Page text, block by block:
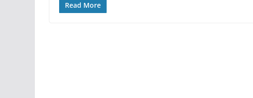
Read More